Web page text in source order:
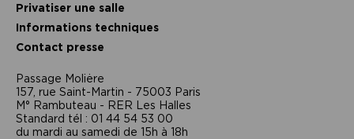
Privatiser une salle
Informations techniques
Contact presse
Passage Moliėre
157, rue Saint-Martin - 75003 Paris
M° Rambuteau - RER Les Halles
Standard tél : 01 44 54 53 00
du mardi au samedi de 15h à 18h